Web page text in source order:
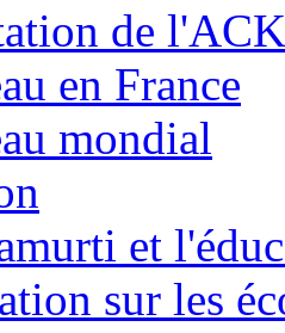
de l'ACK
en France
mondial
et
sur les